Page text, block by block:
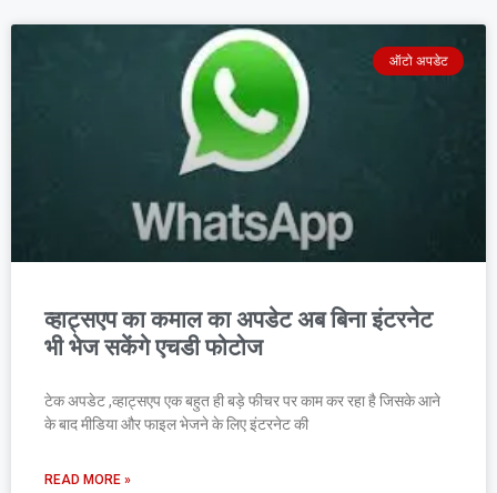
ऑटो अपडेट
व्हाट्सएप का कमाल का अपडेट अब बिना इंटरनेट
भी भेज सकेंगे एचडी फोटोज
टेक अपडेट ,व्हाट्सएप एक बहुत ही बड़े फीचर पर काम कर रहा है जिसके आने
के बाद मीडिया और फाइल भेजने के लिए इंटरनेट की
READ MORE »